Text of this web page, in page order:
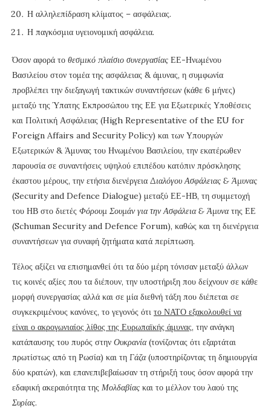
Η αλληλεπίδραση κλίματος – ασφάλειας.
Η παγκόσμια υγειονομική ασφάλεια.
Όσον αφορά το θεσμικό πλαίσιο συνεργασίας ΕΕ-Ηνωμένου
Βασιλείου στον τομέα της ασφάλειας & άμυνας, η συμφωνία
προβλέπει την διεξαγωγή τακτικών συναντήσεων (κάθε 6 μήνες)
μεταξύ της Ύπατης Εκπροσώπου της ΕΕ για Εξωτερικές Υποθέσεις
και Πολιτική Ασφάλειας (High Representative of the EU for
Foreign Affairs and Security Policy) και των Υπουργών
Εξωτερικών & Άμυνας του Ηνωμένου Βασιλείου, την εκατέρωθεν
παρουσία σε συναντήσεις υψηλού επιπέδου κατόπιν πρόσκλησης
έκαστου μέρους, την ετήσια διενέργεια Διαλόγου Ασφάλειας & Άμυνας
(Security and Defence Dialogue) μεταξύ ΕΕ-ΗΒ, τη συμμετοχή
του ΗΒ στο διετές Φόρουμ Σουμάν για την Ασφάλεια & Άμυνατης ΕΕ
(Schuman Security and Defence Forum), καθώς και τη διενέργεια
συναντήσεων για συναφή ζητήματα κατά περίπτωση.
Τέλος αξίζει να επισημανθεί ότι τα δύο μέρη τόνισαν μεταξύ άλλων
τις κοινές αξίες που τα διέπουν, την υποστήριξη που δείχνουν σε κάθε
μορφή συνεργασίας αλλά και σε μία διεθνή τάξη που διέπεται σε
συγκεκριμένους κανόνες, το γεγονός ότι το ΝΑΤΟ εξακολουθεί να
είναι ο ακρογωνιαίος λίθος της Ευρωπαϊκής άμυνας, την ανάγκη
κατάπαυσης του πυρός στην Ουκρανία(τονίζοντας ότι εξαρτάται
πρωτίστως από τη Ρωσία) και τη Γάζα(υποστηρίζοντας τη δημιουργία
δύο κρατών), και επανεπιβεβαίωσαν τη στήριξή τους όσον αφορά την
εδαφική ακεραιότητα της Μολδαβίας και το μέλλον του λαού της
Συρίας.